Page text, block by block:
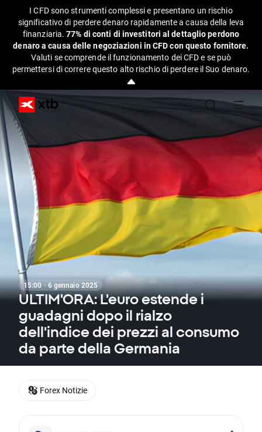
I CFD sono strumenti complessi e presentano un rischio
significativo di perdere denaro rapidamente a causa della leva
finanziaria.77% di conti di investitori al dettaglio perdono
denaro a causa delle negoziazioni in CFD con questo fornitore.
Valuti se comprende il funzionamento dei CFD e se può
permettersi di correre questo alto rischio di perdere il Suo denaro.
15:00 · 6 gennaio 2025
ULTIM'ORA: L'euro estende i
guadagni dopo il rialzo
dell'indice dei prezzi al consumo
da parte della Germania
Forex Notizie